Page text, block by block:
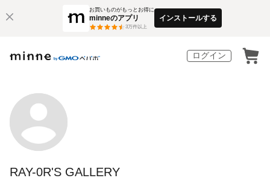
お買いものがもっとお得に
minneのアプリ
3万件以上
インストールする
ログイン
RAY-0R'S GALLERY